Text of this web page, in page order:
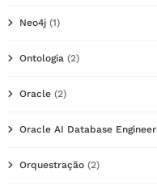
Neo4j (1)
Ontologia (2)
Oracle (2)
Oracle AI Database Engineer
Orquestração (2)